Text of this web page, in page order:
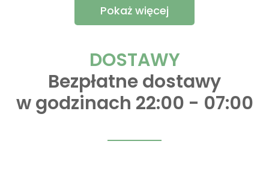
Pokaż więcej
DOSTAWY
Bezpłatne dostawy
w godzinach 22:00 - 07:00